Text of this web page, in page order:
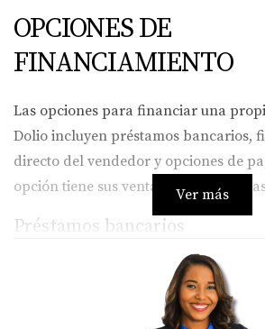
OPCIONES DE
FINANCIAMIENTO
Las opciones para financiar una
Dolio incluyen préstamos bancarios,
directo del vendedor y opciones de
opción tiene sus ventajas y
Préstamos bancarios
Los bancos locales ofrecen
tasas de interés variables. Requieren
comprobantes de ingresos y la
Ver más